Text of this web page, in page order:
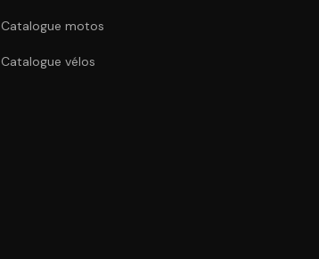
Catalogue motos
Catalogue vélos